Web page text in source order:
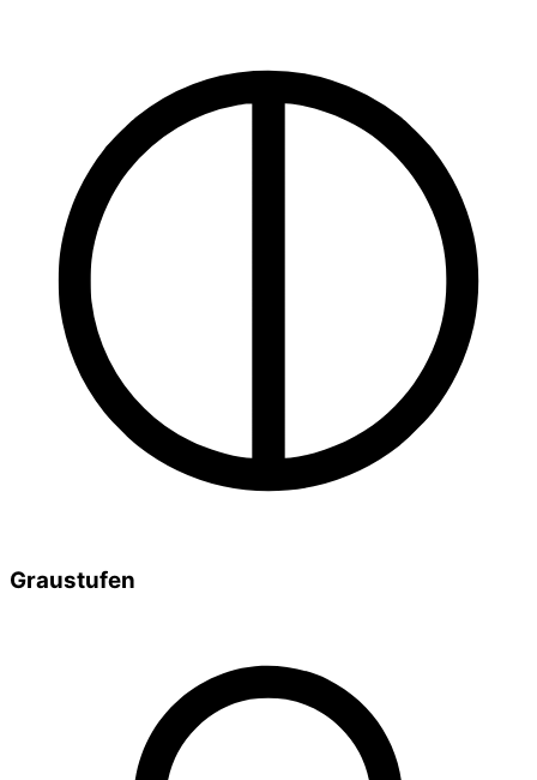
Graustufen